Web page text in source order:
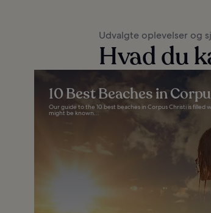
Udvalgte oplevelser og
Hvad du
10 Best Beaches in
Our guide to the 10 best beaches in Corpus Christi is filled
might be known...